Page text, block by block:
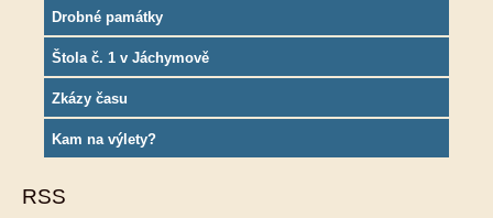
Drobné památky
Štola č. 1 v Jáchymově
Zkázy času
Kam na výlety?
RSS